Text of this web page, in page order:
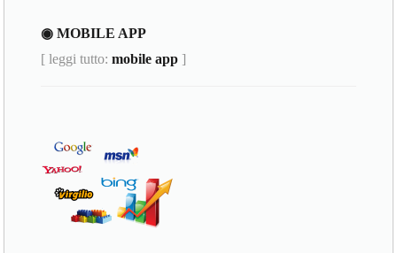
◉ MOBILE APP
[ leggi tutto:mobile app ]